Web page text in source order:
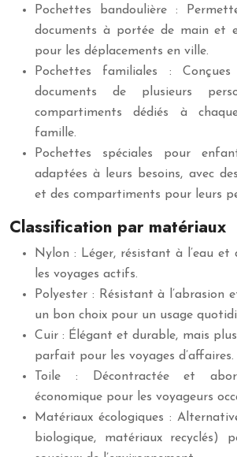
Pochettes bandoulière :
documents à portée de main et
pour les déplacements en ville.
Pochettes familiales :
documents de plusieurs
compartiments dédiés à
famille.
Pochettes spéciales pour
adaptées à leurs besoins, avec
et des compartiments pour leurs
Classification par matériaux
Nylon : Léger, résistant à l’eau et
les voyages actifs.
Polyester : Résistant à l’abrasion
un bon choix pour un usage
Cuir : Élégant et durable, mais
parfait pour les voyages d’affaires.
Toile : Décontractée et
économique pour les voyageurs
Matériaux écologiques :
biologique, matériaux recyclés)